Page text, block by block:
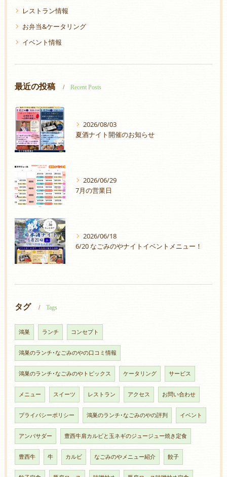
レストラン情報
お弁当&ケータリング
イベント情報
最近の投稿 Recent Posts
2026/08/03
夏酒ナイト開催のお知らせ
2026/06/29
7月の営業日
2026/06/18
6/20 なごみのやナイトイベントメニュー！
タグ Tags
鴻巣 ランチ コンセプト
鴻巣のランチ･なごみのやの口コミ情報
鴻巣のランチ･なごみのやトピックス ケータリング サービス
メニュー スイーツ レストラン アクセス お問い合わせ
プライバシーポリシー 鴻巣のランチ･なごみのやの評判 イベント
アンバサダー 豊西牛肩カルビと玉ネギのジュージュー焼き定食
豊西牛 牛 カルビ なごみのやメニュー紹介 餃子